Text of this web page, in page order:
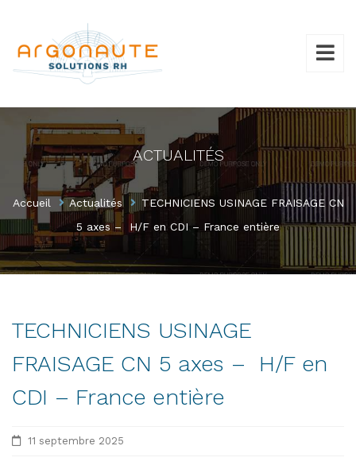
ACTUALITÉS
Accueil Actualités
TECHNICIENS USINAGE FRAISAGE CN
5 axes – H/F en CDI – France entière
TECHNICIENS USINAGE
FRAISAGE CN 5 axes – H/F en
CDI – France entière
11 septembre 2025